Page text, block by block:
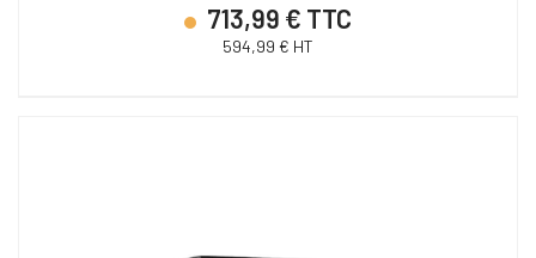
713,99 € TTC
594,99 € HT